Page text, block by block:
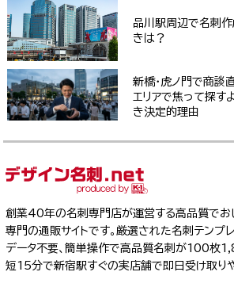
品川駅周辺で名刺作
きは？
新橋・虎ノ門で商談
エリアで焦って探す
き決定的理由
創業40年の名刺専門店が運営する高品質でお
専門の通販サイトです。厳選された名刺テンプ
データ不要、簡単操作で高品質名刺が100枚
短15分で新宿駅すぐの実店舗で即日受け取り